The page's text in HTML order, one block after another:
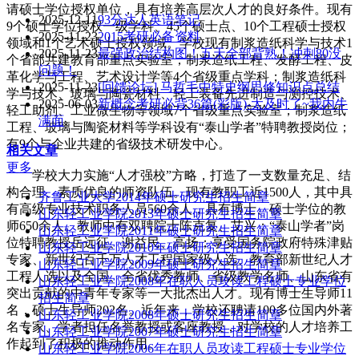
请硕士学位授权单位，具有培养高层次人才的良好条件。现有
9个硕士学位授权一级学科、45个硕士点、10个工程硕士授权
领域和1个艺术硕士授权领域。学校现有制浆造纸科学与技术1
个省部共建教育部重点实验室；制浆造纸工程、发酵工程、皮
革化学与工程、艺术设计学等4个省级重点学科；制浆造纸科
学与技术、玻璃与陶瓷材料、轻工装备先进制造与测控技术、
轻工助剂、工业微生物等领域7个省级重点实验室；制浆造纸
工程、玻璃与陶瓷材料等学科设有“泰山学者”特聘教授岗位；
有9个与企业共建的省级技术研发中心。
学校大力实施“人才强校”方略，打造了一支数量充足、结
构合理、素质优良的师资队伍。现有教职工近1500人，其中具
有高级专业技术职务人员560余人，具有博士、硕士学位的教
师650余人。教师中有双聘院士陈克复、艾兴；“泰山学者”岗
位特聘教授岳远征、谢益民、高扬；享受国务院政府特殊津贴
专家、新世纪百千万人才工程国家级人选、教育部新世纪人才
工程人选以及全国、全省优秀教师、省级教学名师、山东省有
突出贡献的中青年专家等一大批杰出人才。现有博士生导师11
名，硕士生导师202名。近年来，学校还聘请100多位国内外著
名专家、学者担任名誉教授或客座教授，对学校的人才培养工
作起到了积极的推动作用。
2025-12-1193分达人英语笔记
2025-11-232015考研必备资料
2025-11-23最强政治结构图！五天全部背熟！冲刺80没
问题！
2025-11-23[回馈论坛] 马哲毛中特史纲思修知识点总结
2025-06-03新概念考研必背36篇(彩版)-太及时了~我内牛
满面
相关文章
更多
齐鲁工业大学2014年硕士研究生招生简章
山东轻工业学院2013年硕士研究生招生简章
山东轻工业学院2011年硕士研究生招生简章
山东轻工业学院2010年硕士研究生招生简章
山东轻工业学院2009年硕士研究生招生简章
山东轻工业学院2008年在职人员攻读工程硕士专业学位
招生简章
山东轻工业学院2008年硕士研究生招生简章
山东轻工业学院2007年硕士研究生招生简章
山东轻工业学院2006年在职人员攻读工程硕士专业学位